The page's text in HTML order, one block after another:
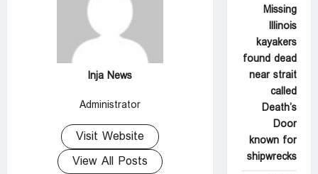
Inja News
Administrator
Visit Website
View All Posts
Missing
Illinois
kayakers
found dead
near strait
called
Death’s
Door
known for
shipwrecks